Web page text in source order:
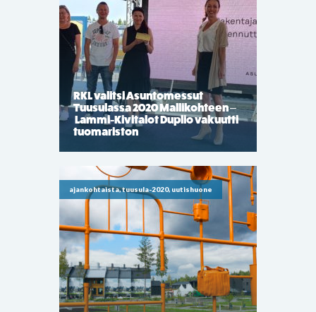
RKL valitsi Asuntomessut
Tuusulassa 2020 Mallikohteen –
Lammi-Kivitalot Duplio vakuutti
tuomariston
ajankohtaista, tuusula-2020, uutishuone